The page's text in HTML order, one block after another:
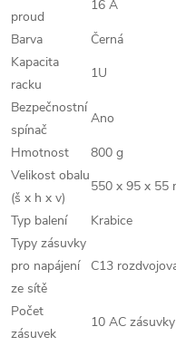
proud
16 A
Barva
Černá
Kapacita
racku
1U
Bezpečnostní
spínač
Ano
Hmotnost
800 g
Velikost obalu
(š x h x v)
550 x 95 x 55
Typ balení
Krabice
Typy zásuvky
pro napájení
ze sítě
C13
Počet
zásuvek
10 AC